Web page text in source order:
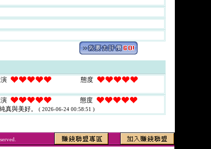
態度
態度
真與美好。 ( 2026-06-24 00:58:51 )